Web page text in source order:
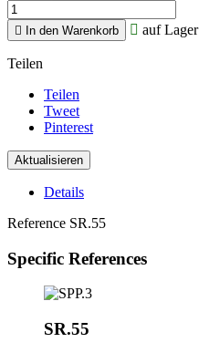
 In den Warenkorb  auf Lager
Teilen
Teilen
Tweet
Pinterest
Details
Reference SR.55
Specific References
SR.55